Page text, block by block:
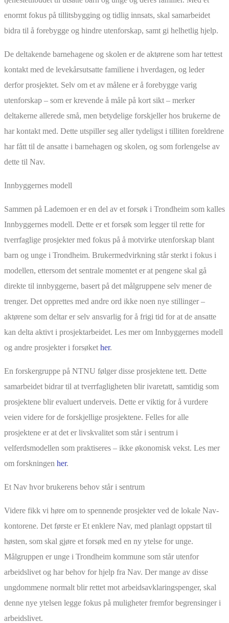
enormt fokus på tillitsbygging og tidlig innsats, skal samarbeidet
bidra til å forebygge og hindre utenforskap, samt gi helhetlig hjelp.
De deltakende barnehagene og skolen er de aktørene som har tettest
kontakt med de levekårsutsatte familiene i hverdagen, og leder
derfor prosjektet. Selv om et av målene er å forebygge varig
utenforskap – som er krevende å måle på kort sikt – merker
deltakerne allerede små, men betydelige forskjeller hos brukerne de
har kontakt med. Dette utspiller seg aller tydeligst i tilliten foreldrene
har fått til de ansatte i barnehagen og skolen, og som forlengelse av
dette til Nav.
Innbyggernes modell
Sammen på Lademoen er en del av et forsøk i Trondheim som kalles
Innbyggernes modell. Dette er et forsøk som legger til rette for
tverrfaglige prosjekter med fokus på å motvirke utenforskap blant
barn og unge i Trondheim. Brukermedvirkning står sterkt i fokus i
modellen, ettersom det sentrale momentet er at pengene skal gå
direkte til innbyggerne, basert på det målgruppene selv mener de
trenger. Det opprettes med andre ord ikke noen nye stillinger –
aktørene som deltar er selv ansvarlig for å frigi tid for at de ansatte
kan delta aktivt i prosjektarbeidet. Les mer om Innbyggernes modell
og andre prosjekter i forsøket her.
En forskergruppe på NTNU følger disse prosjektene tett. Dette
samarbeidet bidrar til at tverrfagligheten blir ivaretatt, samtidig som
prosjektene blir evaluert underveis. Dette er viktig for å vurdere
veien videre for de forskjellige prosjektene. Felles for alle
prosjektene er at det er livskvalitet som står i sentrum i
velferdsmodellen som praktiseres – ikke økonomisk vekst. Les mer
om forskningen her.
Et Nav hvor brukerens behov står i sentrum
Videre fikk vi høre om to spennende prosjekter ved de lokale Nav-
kontorene. Det første er Et enklere Nav, med planlagt oppstart til
høsten, som skal gjøre et forsøk med en ny ytelse for unge.
Målgruppen er unge i Trondheim kommune som står utenfor
arbeidslivet og har behov for hjelp fra Nav. Der mange av disse
ungdommene normalt blir rettet mot arbeidsavklaringspenger, skal
denne nye ytelsen legge fokus på muligheter fremfor begrensinger i
arbeidslivet.